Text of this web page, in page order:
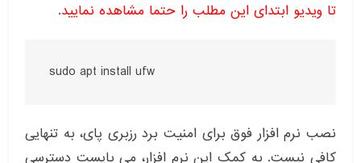
تا ویدیو ابتدای این مطلب را حتما مشاهده نمایید.
sudo apt install ufw
نصب نرم افزار فوق برای امنیت برد رزبری پای، به تنهایی
کافی نیست. به کمک این نرم افزار، می بایست دسترسی